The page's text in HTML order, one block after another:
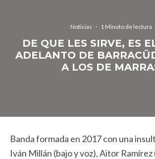
Noticias · 1 Minuto de lectura
DE QUE LES SIRVE, ES
ADELANTO DE
A LOS DE
Banda formada en 2017 con una
Iván Millán (bajo y voz), Aitor